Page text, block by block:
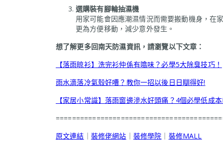
選購裝有腳輪抽濕機
用家可能會因應潮濕情況而需要搬動機身，在
更為方便移動，減少意外發生。
想了解更多回南天防濕資訊，請瀏覽以下文章：
【落雨晾衫】洗完衫仲係有噏味？必學5大除臭技巧！
雨水滴落冷氣殼好嘈？教你一招以後日日瞓得好!
【家居小常識】落雨窗邊滲水好頭痛？4個必學低成本
原文連結 ｜ 裝修佬網站 ｜ 裝修學院 ｜ 裝修MALL